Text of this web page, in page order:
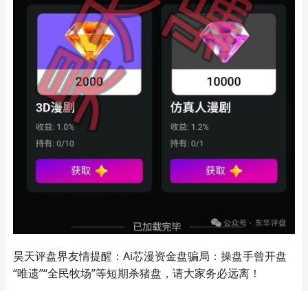
昊天评盘界友情提醒：Ai芯漫资金盘骗局：操盘手曾开盘
“唯遗”“全民牧场”等短期杀猪盘，请大家务必远离！